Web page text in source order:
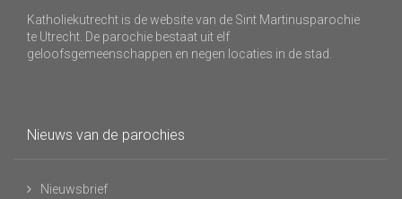
Katholiekutrecht is de website van de Sint Martinusparochie
te Utrecht. De parochie bestaat uit elf
geloofsgemeenschappen en negen locaties in de stad.
Nieuws van de parochies
Nieuwsbrief